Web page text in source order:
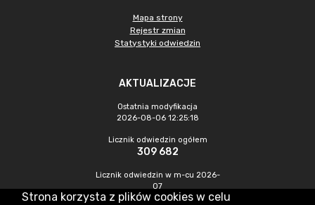
Mapa strony
Rejestr zmian
Statystyki odwiedzin
AKTUALIZACJE
Ostatnia modyfikacja
2026-08-06 12:25:18
Licznik odwiedzin ogółem
309 682
Licznik odwiedzin w m-cu 2026-
07
380
Strona korzysta z plików cookies w celu